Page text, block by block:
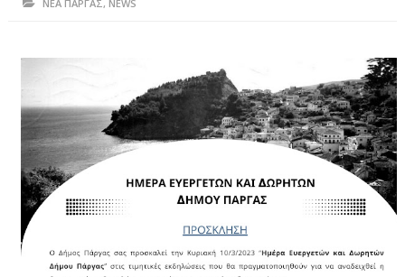
ΗΠΕΙΡΟΣ
ΙΩΑΝΝΙΝΑ
ΘΕΣΠΡΩΤΙΑ
ΙΟΝΙΑ ΝΗΣΙΑ
ΚΑΙ ΕΛΛΑΔΑ
ΥΓΕΙΑ-ΟΜΟΡΦΙΑ
ΝΕΑ ΠΑΡΓΑΣ, NEWS